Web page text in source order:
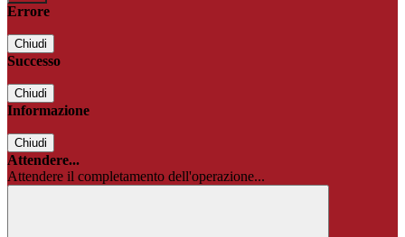
Errore
Chiudi
Successo
Chiudi
Informazione
Chiudi
Attendere...
Attendere il completamento dell'operazione...